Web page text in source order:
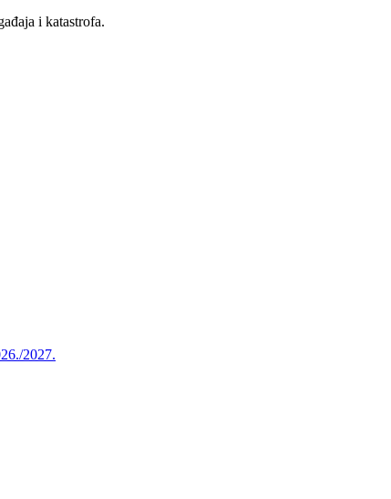
i katastrofa.
2027.